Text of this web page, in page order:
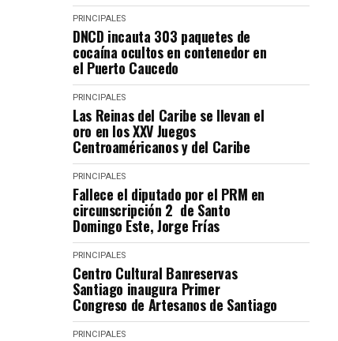
PRINCIPALES
DNCD incauta 303 paquetes de
cocaína ocultos en contenedor en
el Puerto Caucedo
PRINCIPALES
Las Reinas del Caribe se llevan el
oro en los XXV Juegos
Centroaméricanos y del Caribe
PRINCIPALES
Fallece el diputado por el PRM en
circunscripción 2 de Santo
Domingo Este, Jorge Frías
PRINCIPALES
Centro Cultural Banreservas
Santiago inaugura Primer
Congreso de Artesanos de Santiago
PRINCIPALES